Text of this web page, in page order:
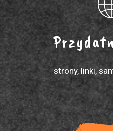
strony, linki,